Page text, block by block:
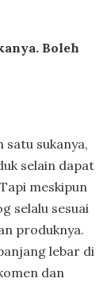
Boleh
satu sukanya,
selain dapat
meskipun
selalu sesuai
produknya.
lebar di
dan